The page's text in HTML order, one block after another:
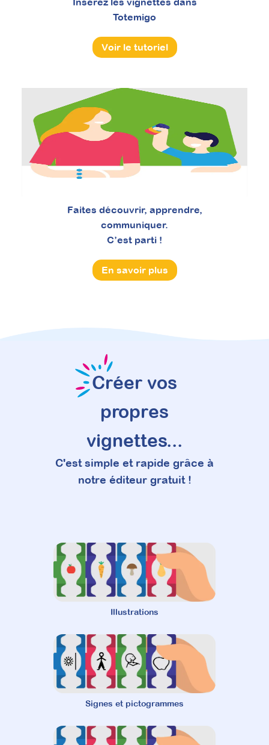
Totemigo
Voir le tutoriel
Faites découvrir, apprendre,
communiquer.
C’est parti !
En savoir plus
Créer vos
propres
vignettes...
C'est simple et rapide grâce à
notre éditeur gratuit !
Illustrations
Signes et pictogrammes